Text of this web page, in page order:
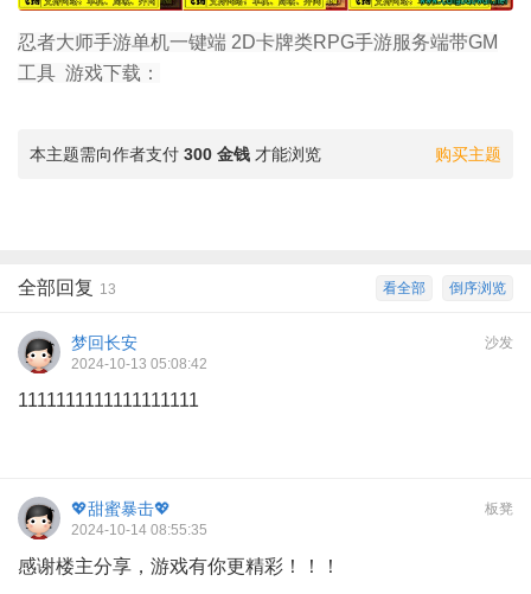
忍者大师手游单机一键端 2D卡牌类RPG手游服务端带GM
工具 游戏下载：
购买主题
本主题需向作者支付 300 金钱 才能浏览
倒序浏览
看全部
全部回复 13
沙发
梦回长安
2024-10-13 05:08:42
1111111111111111111
板凳
💖甜蜜暴击💖
2024-10-14 08:55:35
感谢楼主分享，游戏有你更精彩！！！